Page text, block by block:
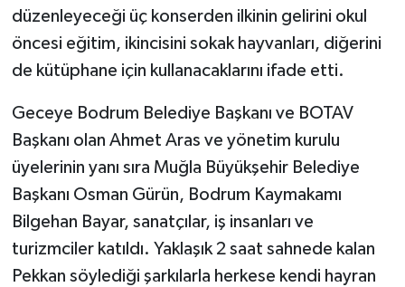
düzenleyeceği üç konserden ilkinin gelirini okul
öncesi eğitim, ikincisini sokak hayvanları, diğerini
de kütüphane için kullanacaklarını ifade etti.
Geceye Bodrum Belediye Başkanı ve BOTAV
Başkanı olan Ahmet Aras ve yönetim kurulu
üyelerinin yanı sıra Muğla Büyükşehir Belediye
Başkanı Osman Gürün, Bodrum Kaymakamı
Bilgehan Bayar, sanatçılar, iş insanları ve
turizmciler katıldı. Yaklaşık 2 saat sahnede kalan
Pekkan söylediği şarkılarla herkese kendi hayran